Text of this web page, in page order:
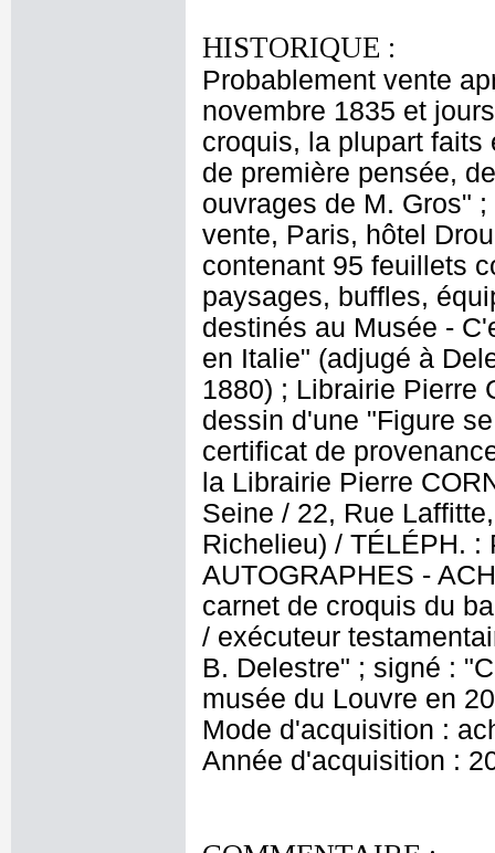
HISTORIQUE :
Probablement vente
novembre 1835 et
croquis, la plupart faits
de première pensée,
ouvrages de M. Gros"
vente, Paris, hôtel
contenant 95 feuillets
paysages, buffles,
destinés au Musée -
en Italie" (adjugé à
1880) ; Librairie Pierre
dessin d'une "Figure
certificat de
la Librairie Pierre
Seine / 22, Rue
Richelieu) / TÉLÉPH. :
AUTOGRAPHES -
carnet de croquis du
/ exécuteur
B. Delestre" ; signé :
musée du Louvre en
Mode d'acquisition :
Année d'acquisition :